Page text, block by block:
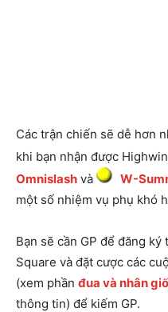
Các trận chiến sẽ dễ hơn
khi bạn nhận được
Omnislash và W-
một số nhiệm vụ phụ khó
Bạn sẽ cần GP để đăng
Square và đặt cược các
(xem phần đua và nhân
thông tin) để kiếm GP.